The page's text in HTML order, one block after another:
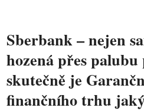
Sberbank – nejen
hozená přes
skutečně je
finančního trhu